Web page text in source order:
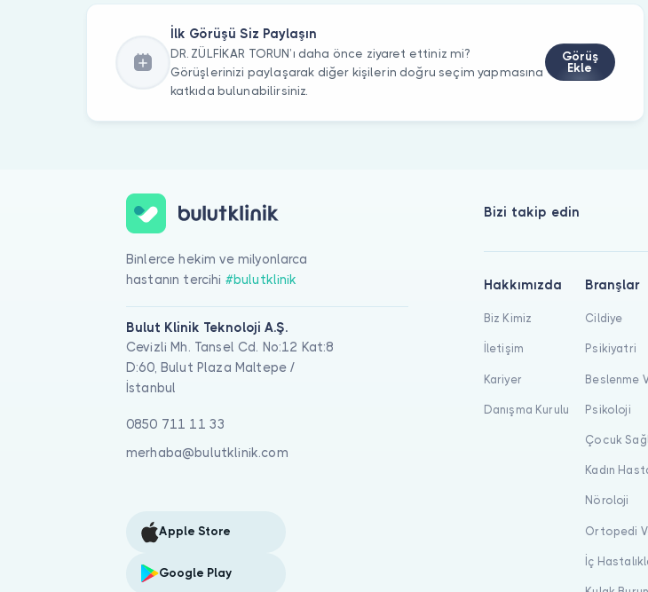
İlk Görüşü Siz Paylaşın
DR. ZÜLFİKAR TORUN’ı daha önce ziyaret ettiniz mi?
Görüşlerinizi paylaşarak diğer kişilerin doğru seçim yapmasına
katkıda bulunabilirsiniz.
Görüş
Ekle
Binlerce hekim ve milyonlarca
hastanın tercihi #bulutklinik
Bulut Klinik Teknoloji A.Ş.
Cevizli Mh. Tansel Cd. No:12 Kat:8
D:60, Bulut Plaza Maltepe /
İstanbul
0850 711 11 33
merhaba@bulutklinik.com
Apple Store
Google Play
Bizi takip edin
Hakkımızda
Biz Kimiz
İletişim
Kariyer
Danışma Kurulu
Branşlar
Cildiye
Psikiyatri
Beslenme
Psikoloji
Çocuk
Kadın
Nöroloji
Ortopedi
İç